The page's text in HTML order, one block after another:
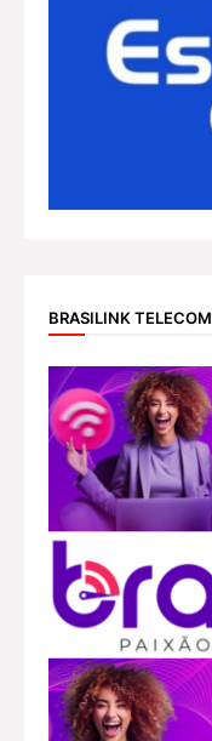
BRASILINK TELECOM